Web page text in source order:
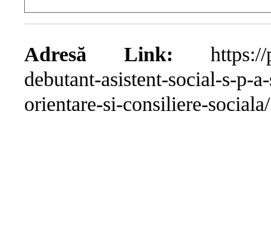
Adresă Link: https://
debutant-asistent-social-s-p-
orientare-si-consiliere-sociala/